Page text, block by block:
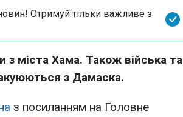
Отримуй тільки важливе з
з міста Хама. Також війська та
з Дамаска.
з посиланням на Головне